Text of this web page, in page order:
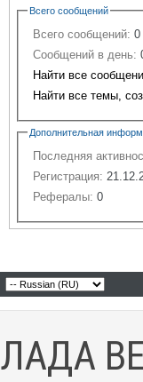
Всего сообщений
Всего сообщений: 0
Сообщений в день:
Найти все
Найти все темы,
Дополнительная
Последняя
Регистрация:
Рефералы: 0
ЛАДА